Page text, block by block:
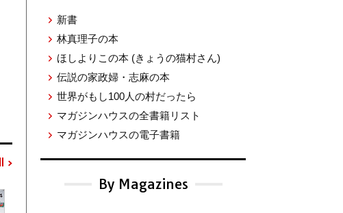
新書
林真理子の本
ほしよりこの本 (きょうの猫村さん)
伝説の家政婦・志麻の本
世界がもし100人の村だったら
マガジンハウスの全書籍リスト
マガジンハウスの電子書籍
By Magazines